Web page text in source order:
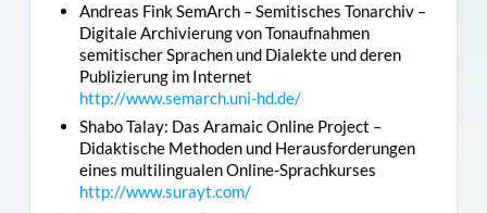
Andreas Fink SemArch – Semitisches Tonarchiv –
Digitale Archivierung von Tonaufnahmen
semitischer Sprachen und Dialekte und deren
Publizierung im Internet
http://www.semarch.uni-hd.de/
Shabo Talay: Das Aramaic Online Project –
Didaktische Methoden und Herausforderungen
eines multilingualen Online-Sprachkurses
http://www.surayt.com/